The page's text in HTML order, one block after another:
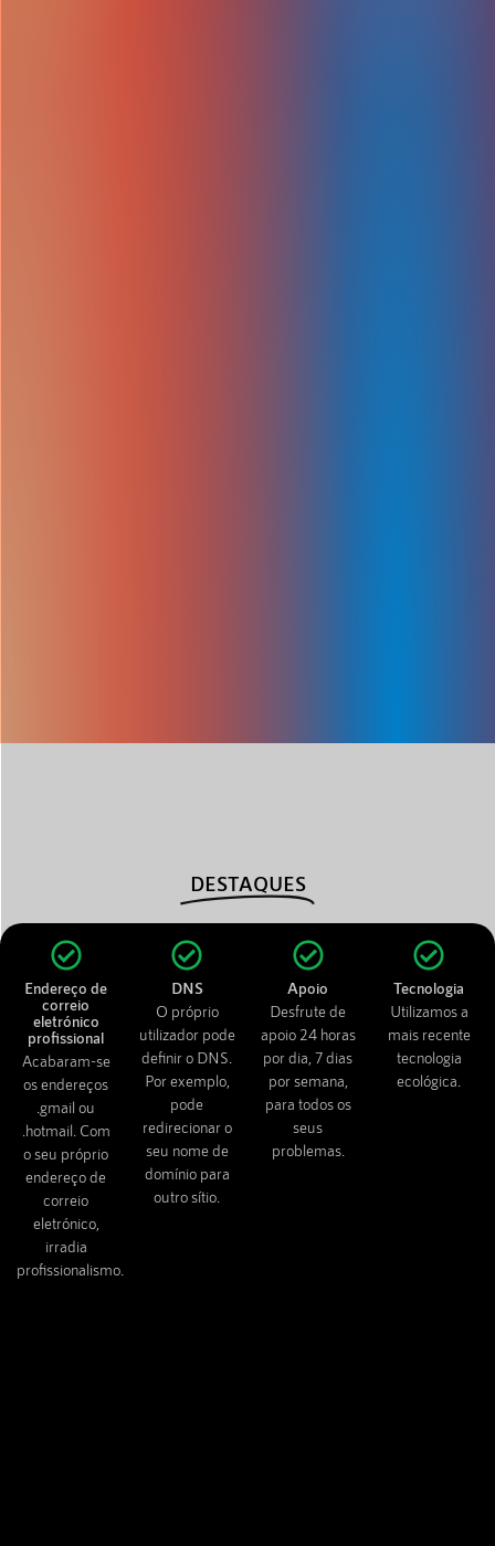
Endereço de
correio
eletrónico
profissional
Acabaram-se
os endereços
.gmail ou
.hotmail. Com
o seu próprio
endereço de
correio
eletrónico,
irradia
profissionalismo.
DNS
O próprio
utilizador pode
definir o DNS.
Por exemplo,
pode
redirecionar o
seu nome de
domínio para
outro sítio.
Apoio
Desfrute de
apoio 24 horas
por dia, 7 dias
por semana,
para todos os
seus
problemas.
Tecnologia
Utilizamos a
mais recente
tecnologia
ecológica.
DESTAQUES